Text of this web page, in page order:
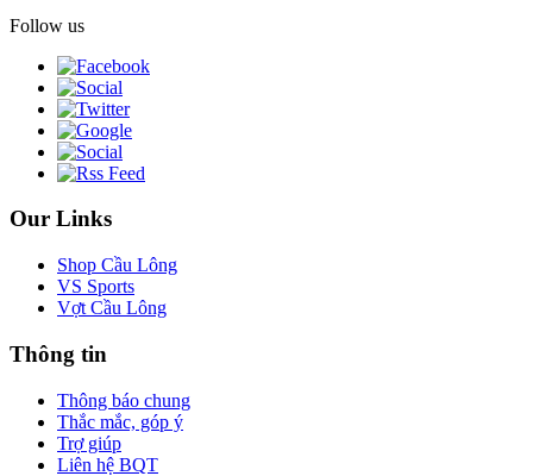
Follow us
Our Links
Shop Cầu Lông
VS Sports
Vợt Cầu Lông
Thông tin
Thông báo chung
Thắc mắc, góp ý
Trợ giúp
Liên hệ BQT